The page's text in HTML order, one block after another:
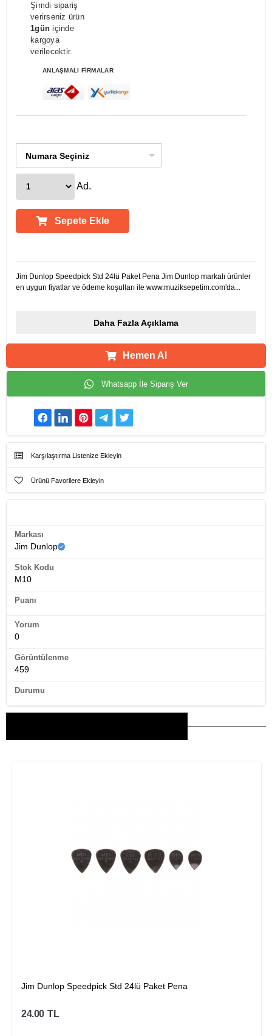
Şimdi sipariş
verirseniz ürün
1gün içinde
kargoya
verilecektir.
ANLAŞMALI FİRMALAR
Numara Seçiniz
Ad.
Sepete Ekle
Jim Dunlop Speedpick Std 24lü Paket Pena Jim Dunlop markalı ürünler
en uygun fiyatlar ve ödeme koşulları ile www.muziksepetim.com'da...
Daha Fazla Açıklama
Hemen Al
Whatsapp İle Sipariş Ver
Karşılaştırma Listenize Ekleyin
Ürünü Favorilere Ekleyin
Markası
Jim Dunlop
Stok Kodu
M10
Puanı
Yorum
0
Görüntülenme
459
Durumu
Jim Dunlop Speedpick Std 24lü Paket Pena
24.00 TL